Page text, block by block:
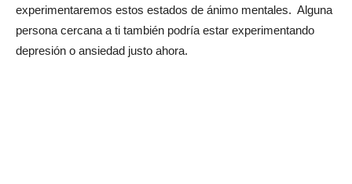
experimentaremos estos estados de ánimo mentales. Alguna
persona cercana a ti también podría estar experimentando
depresión o ansiedad justo ahora.